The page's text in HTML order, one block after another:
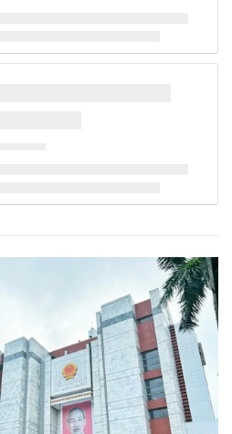
Học viện Phụ nữ Việt Nam
Điểm chuẩn Đại học Xây dựng
Hà Nội tăng, cao nhất 28 điểm